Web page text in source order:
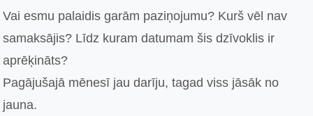
Vai esmu palaidis garām paziņojumu? Kurš vēl nav
samaksājis? Līdz kuram datumam šis dzīvoklis ir
aprēķināts?
Pagājušajā mēnesī jau darīju, tagad viss jāsāk no
jauna.